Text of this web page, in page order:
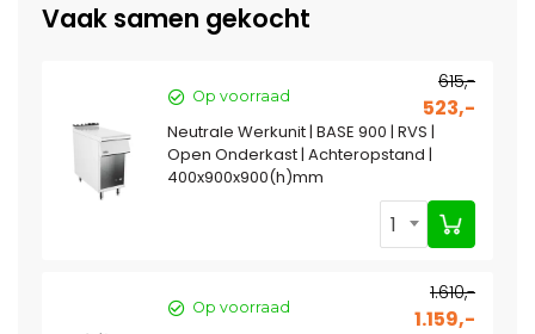
Vaak samen gekocht
Op voorraad
615,-
523,-
Neutrale Werkunit | BASE 900 | RVS |
Open Onderkast | Achteropstand |
400x900x900(h)mm
1
Op voorraad
1.610,-
1.159,-